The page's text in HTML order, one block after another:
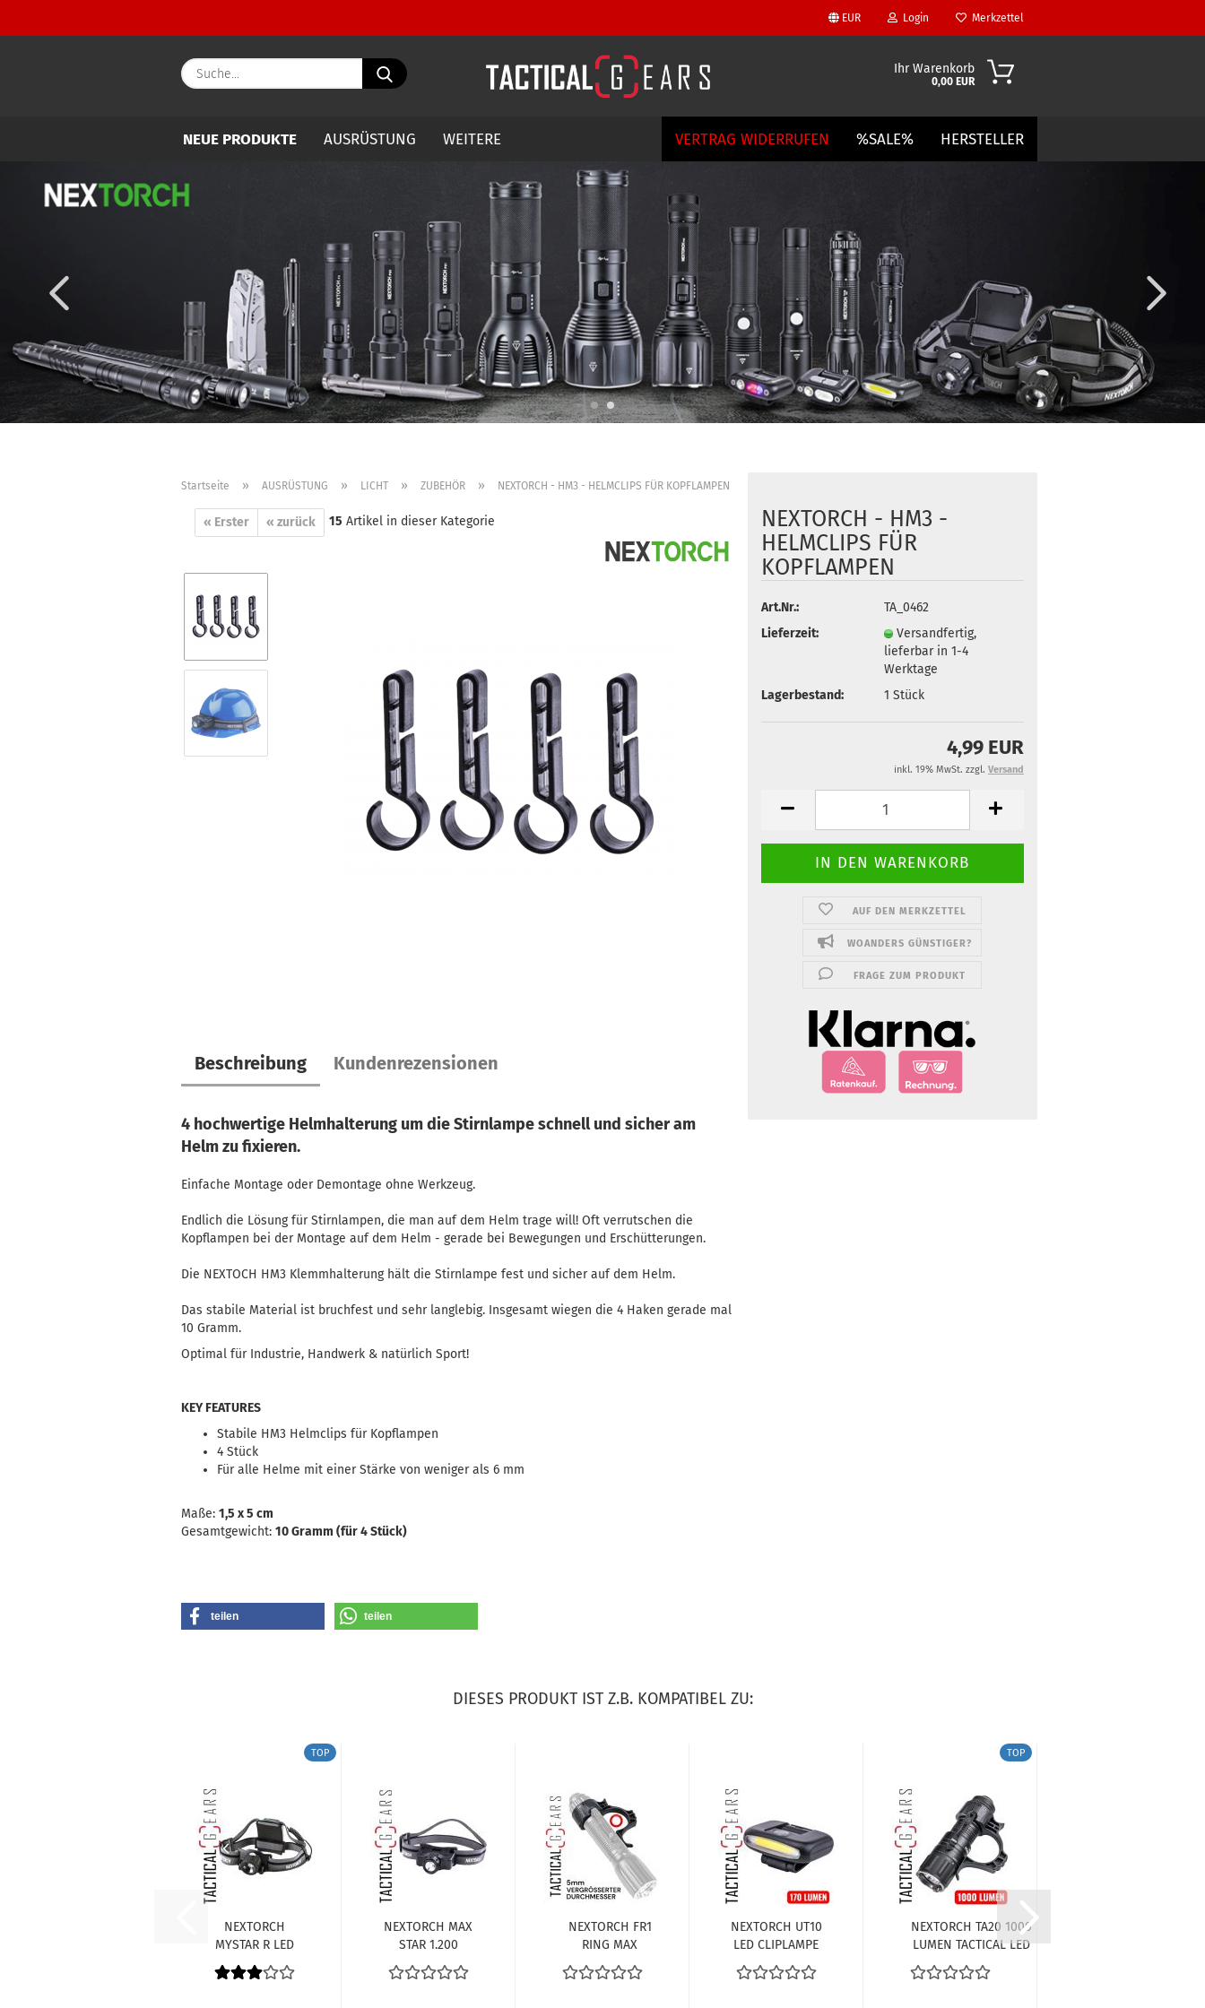
EUR
Währung auswählen
Login
E-Mail
Passwort
Konto erstellen
Passwort vergessen?
Merkzettel
Suche... Ihr Warenkorb
0,00 EUR
NEUE PRODUKTE AUSRÜSTUNG VERTRAG WIDERRUFEN %SALE% HERSTELLER
WEITERE
Startseite » AUSRÜSTUNG » LICHT » ZUBEHÖR » NEXTORCH - HM3 - HELMCLIPS FÜR KOPFLAMPEN
« Erster « zurück 15 Artikel in dieser Kategorie
NEXTORCH - HM3 -
HELMCLIPS FÜR
KOPFLAMPEN
Art.Nr.:
TA_0462
Lieferzeit:
Versandfertig,
lieferbar in 1-4
Werktage
Lagerbestand:
1 Stück
4,99 EUR
inkl. 19% MwSt. zzgl. Versand
AUF DEN MERKZETTEL
WOANDERS GÜNSTIGER?
FRAGE ZUM PRODUKT
Beschreibung Kundenrezensionen
4 hochwertige Helmhalterung um die Stirnlampe schnell und sicher am
Helm zu fixieren.
Einfache Montage oder Demontage ohne Werkzeug.
Endlich die Lösung für Stirnlampen, die man auf dem Helm trage will! Oft verrutschen die
Kopflampen bei der Montage auf dem Helm - gerade bei Bewegungen und Erschütterungen.
Die NEXTOCH HM3 Klemmhalterung hält die Stirnlampe fest und sicher auf dem Helm.
Das stabile Material ist bruchfest und sehr langlebig. Insgesamt wiegen die 4 Haken gerade mal
10 Gramm.
Optimal für Industrie, Handwerk & natürlich Sport!
KEY FEATURES
Stabile HM3 Helmclips für Kopflampen
4 Stück
Für alle Helme mit einer Stärke von weniger als 6 mm
Maße: 1,5 x 5 cm
Gesamtgewicht: 10 Gramm (für 4 Stück)
teilen teilen
DIESES PRODUKT IST Z.B. KOMPATIBEL ZU:
TOP
NEXTORCH
MYSTAR R LED
KOPFLAMPE 760
LUMEN
NEXTORCH MAX
STAR 1.200
LUMEN LED
KOPFLAMPE -
NEXTORCH FR1
RING MAX
LOWLIGHT
FÜHRUNGSHILFE
NEXTORCH UT10
LED CLIPLAMPE
MIT ZUBEHÖR:
KOPFLAMPE,
TOP
NEXTORCH TA20 1000
LUMEN TACTICAL LED
TASCHENLAMPE SET
INKL. FR-1